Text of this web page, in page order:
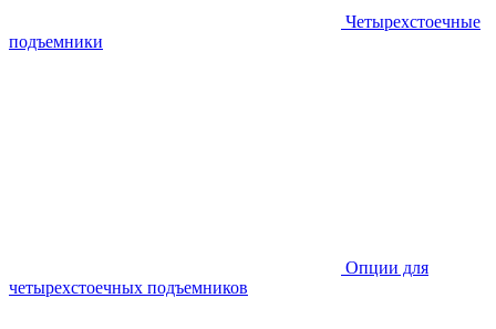
Четырехстоечные
подъемники
Опции для
четырехстоечных подъемников